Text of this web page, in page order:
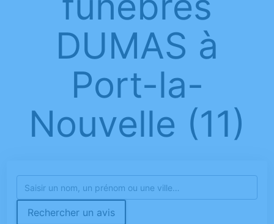
DUMAS à
Port-la-
Nouvelle (11)
Rechercher un avis